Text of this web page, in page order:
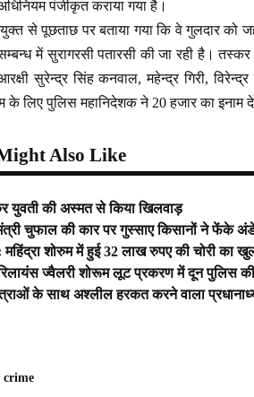
पंजीकृत कराया गया है।
से पूछताछ पर बताया गया कि वे गुलदार
में सुरागरसी पतारसी की जा रही है। तस्कर
सुरेन्द्र सिंह कनवाल, महेन्द्र गिरी,
के लिए पुलिस महानिदेशक ने 20 हजार का इनाम
Also Like
युवती की अस्मत से किया खिलवाड़
चुफाल की कार पर गुस्साए किसानों ने फेंके
महिंद्रा शोरुम में हुई 32 लाख रुपए की चोरी का
ज्वैलरी शोरूम लूट प्रकरण में दून पुलिस की
के साथ अश्लील हरकत करने वाला
crime